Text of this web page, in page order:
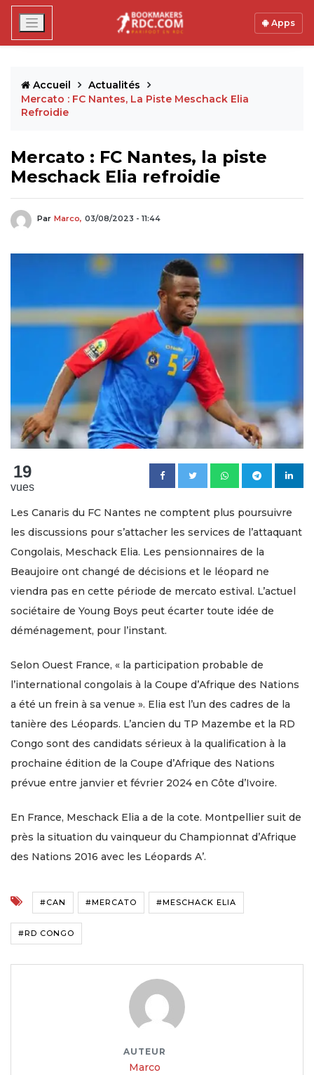
Apps
Accueil
Actualités
Mercato : FC Nantes, La Piste Meschack Elia
Refroidie
Mercato : FC Nantes, la piste
Meschack Elia refroidie
Par Marco, 03/08/2023 - 11:44
19
vues
Les Canaris du FC Nantes ne comptent plus poursuivre
les discussions pour s’attacher les services de l’attaquant
Congolais, Meschack Elia. Les pensionnaires de la
Beaujoire ont changé de décisions et le léopard ne
viendra pas en cette période de mercato estival. L’actuel
sociétaire de Young Boys peut écarter toute idée de
déménagement, pour l’instant.
Selon Ouest France, « la participation probable de
l’international congolais à la Coupe d’Afrique des Nations
a été un frein à sa venue ». Elia est l’un des cadres de la
tanière des Léopards. L’ancien du TP Mazembe et la RD
Congo sont des candidats sérieux à la qualification à la
prochaine édition de la Coupe d’Afrique des Nations
prévue entre janvier et février 2024 en Côte d’Ivoire.
En France, Meschack Elia a de la cote. Montpellier suit de
près la situation du vainqueur du Championnat d’Afrique
des Nations 2016 avec les Léopards A’.
#CAN #MERCATO #MESCHACK ELIA
#RD CONGO
AUTEUR
Marco